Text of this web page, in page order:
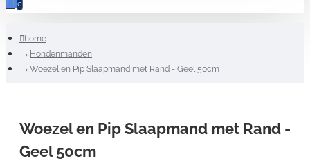
0
home
Hondenmanden
Woezel en Pip Slaapmand met Rand - Geel 50cm
Woezel en Pip Slaapmand met Rand -
Geel 50cm